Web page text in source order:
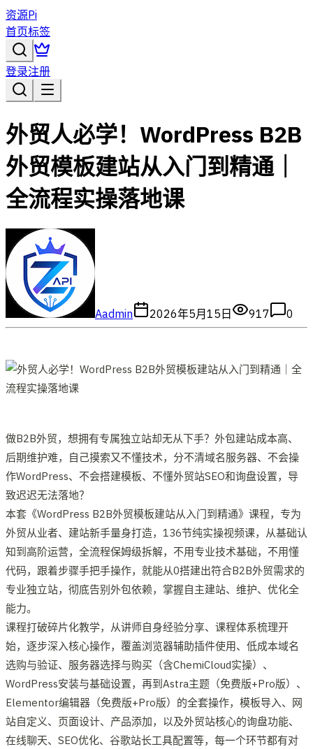
资源Pi
首页标签
登录注册
外贸人必学！WordPress B2B
外贸模板建站从入门到精通｜
全流程实操落地课
Aadmin 2026年5月15日 917 0
做B2B外贸，想拥有专属独立站却无从下手？外包建站成本高、
后期维护难，自己摸索又不懂技术，分不清域名服务器、不会操
作WordPress、不会搭建模板、不懂外贸站SEO和询盘设置，导
致迟迟无法落地？
本套《WordPress B2B外贸模板建站从入门到精通》课程，专为
外贸从业者、建站新手量身打造，136节纯实操视频课，从基础认
知到高阶运营，全流程保姆级拆解，不用专业技术基础，不用懂
代码，跟着步骤手把手操作，就能从0搭建出符合B2B外贸需求的
专业独立站，彻底告别外包依赖，掌握自主建站、维护、优化全
能力。
课程打破碎片化教学，从讲师自身经验分享、课程体系梳理开
始，逐步深入核心操作，覆盖浏览器辅助插件使用、低成本域名
选购与验证、服务器选择与购买（含ChemiCloud实操）、
WordPress安装与基础设置，再到Astra主题（免费版+Pro版）、
Elementor编辑器（免费版+Pro版）的全套操作，模板导入、网
站自定义、页面设计、产品添加，以及外贸站核心的询盘功能、
在线聊天、SEO优化、谷歌站长工具配置等，每一个环节都有对